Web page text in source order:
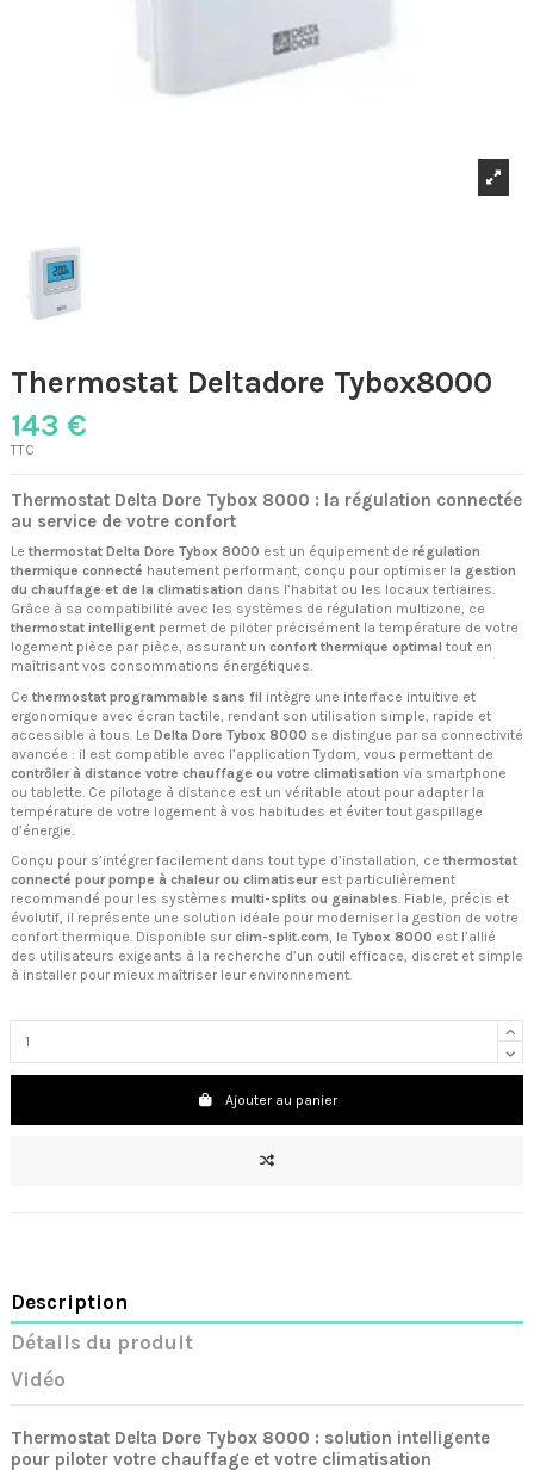
Thermostat Deltadore Tybox8000
143 €
TTC
Thermostat Delta Dore Tybox 8000 : la régulation connectée
au service de votre confort
Le thermostat Delta Dore Tybox 8000 est un équipement de régulation
thermique connecté hautement performant, conçu pour optimiser la gestion
du chauffage et de la climatisation dans l’habitat ou les locaux tertiaires.
Grâce à sa compatibilité avec les systèmes de régulation multizone, ce
thermostat intelligent permet de piloter précisément la température de votre
logement pièce par pièce, assurant un confort thermique optimal tout en
maîtrisant vos consommations énergétiques.
Ce thermostat programmable sans fil intègre une interface intuitive et
ergonomique avec écran tactile, rendant son utilisation simple, rapide et
accessible à tous. Le Delta Dore Tybox 8000 se distingue par sa connectivité
avancée : il est compatible avec l’application Tydom, vous permettant de
contrôler à distance votre chauffage ou votre climatisation via smartphone
ou tablette. Ce pilotage à distance est un véritable atout pour adapter la
température de votre logement à vos habitudes et éviter tout gaspillage
d’énergie.
Conçu pour s’intégrer facilement dans tout type d’installation, ce thermostat
connecté pour pompe à chaleur ou climatiseurest particulièrement
recommandé pour les systèmes multi-splits ou gainables. Fiable, précis et
évolutif, il représente une solution idéale pour moderniser la gestion de votre
confort thermique. Disponible sur clim-split.com, le Tybox 8000 est l’allié
des utilisateurs exigeants à la recherche d’un outil efficace, discret et simple
à installer pour mieux maîtriser leur environnement.
Ajouter au panier
Description
Détails du produit
Vidéo
Thermostat Delta Dore Tybox 8000 : solution intelligente
pour piloter votre chauffage et votre climatisation